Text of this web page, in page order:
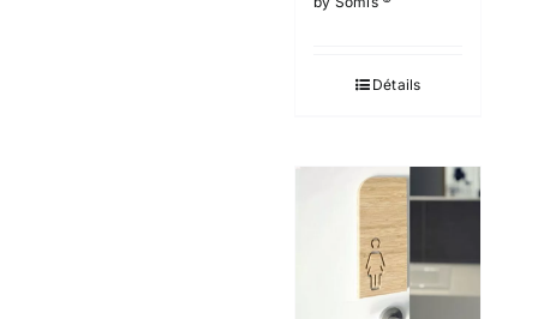
Nos plus
Détails